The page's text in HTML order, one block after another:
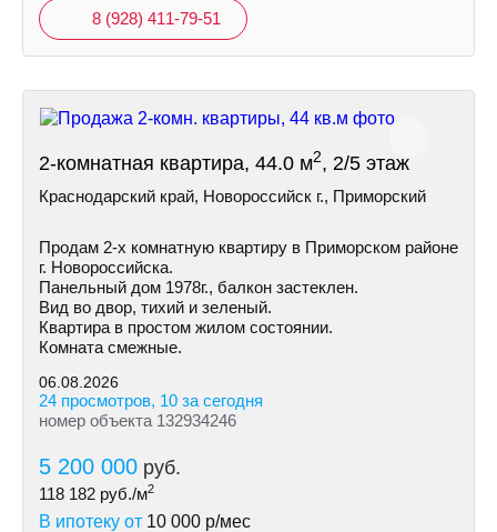
8 (928) 411-79-51
2-комнатная квартира, 44.0 м2, 2/5 этаж
Краснодарский край, Новороссийск г., Приморский
Продам 2-х комнатную квартиру в Приморском районе
г. Новороссийска.
Панельный дом 1978г., балкон застеклен.
Вид во двор, тихий и зеленый.
Квартира в простом жилом состоянии.
Комната смежные.
06.08.2026
24 просмотров, 10 за сегодня
номер объекта 132934246
5 200 000 руб.
118 182 руб./м2
В ипотеку от 10 000 р/мес